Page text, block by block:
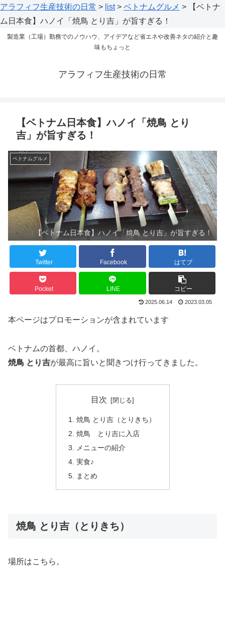
アラフィフ生産技術の日常 > list> ベトナムグルメ >
【ベトナ
ム日本食】ハノイ「焼鳥 とり吉」が旨すぎる！
製造業（工場）勤務でのノウハウ、アイデアなど省エネや改善ネタの紹介と趣
味もちょっと
アラフィフ生産技術の日常
【ベトナム日本食】ハノイ「焼鳥 とり
吉」が旨すぎる！
ベトナムグルメ
【ベトナム日本食】ハノイ「焼鳥 とり吉」が旨すぎる！
Twitter Facebook はてブ
Pocket LINE コピー
2025.06.14 2023.03.05
本ページはプロモーションが含まれています
ベトナムの首都、ハノイ。
焼鳥 とり吉が最高に旨いと聞きつけ行ってきました。
目次
焼鳥 とり吉（とりきち）
焼鳥 とり吉に入店
メニューの紹介
実食♪
まとめ
焼鳥 とり吉（とりきち）
場所はこちら。